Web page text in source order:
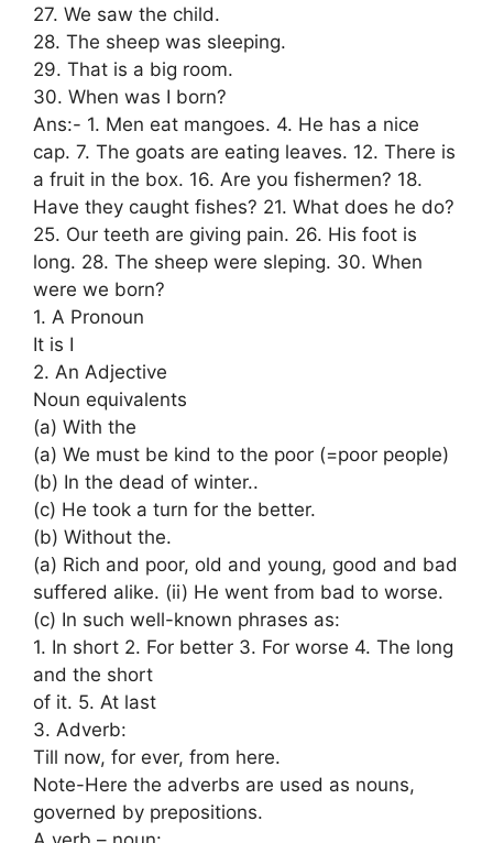
27. We saw the child.
28. The sheep was sleeping.
29. That is a big room.
30. When was I born?
Ans:- 1. Men eat mangoes. 4. He has a nice
cap. 7. The goats are eating leaves. 12. There is
a fruit in the box. 16. Are you fishermen? 18.
Have they caught fishes? 21. What does he do?
25. Our teeth are giving pain. 26. His foot is
long. 28. The sheep were sleping. 30. When
were we born?
1. A Pronoun
It is I
2. An Adjective
Noun equivalents
(a) With the
(a) We must be kind to the poor (=poor people)
(b) In the dead of winter..
(c) He took a turn for the better.
(b) Without the.
(a) Rich and poor, old and young, good and bad
suffered alike. (ii) He went from bad to worse.
(c) In such well-known phrases as:
1. In short 2. For better 3. For worse 4. The long
and the short
of it. 5. At last
3. Adverb:
Till now, for ever, from here.
Note-Here the adverbs are used as nouns,
governed by prepositions.